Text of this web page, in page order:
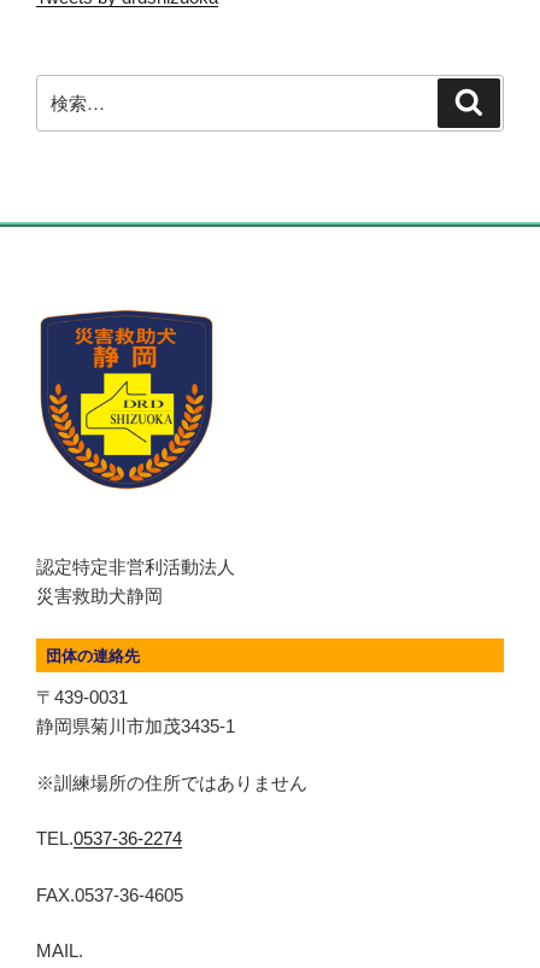
索:
認定特定非営利活動法人
災害救助犬静岡
団体の連絡先
〒439-0031
静岡県菊川市加茂3435-1
※訓練場所の住所ではありません
TEL.0537-36-2274
FAX.0537-36-4605
MAIL.